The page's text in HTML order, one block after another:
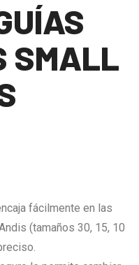
SMALL
fácilmente en las
(tamaños 30, 15, 10